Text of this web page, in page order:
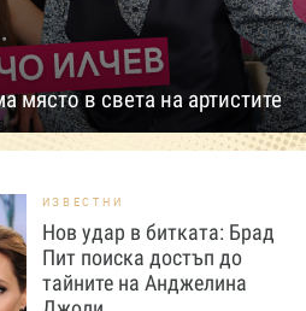
място в света на артистите
ИЗВЕСТНИ
Нов удар в битката: Брад
Пит поиска достъп до
тайните на Анджелина